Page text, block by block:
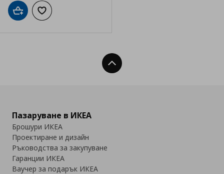
Добави в кошницата
Добави към списъка с любими
Нагоре
Пазаруване в ИКЕА
Брошури ИКЕА
Проектиране и дизайн
Ръководства за закупуване
Гаранции ИКЕА
Ваучер за подарък ИКЕА